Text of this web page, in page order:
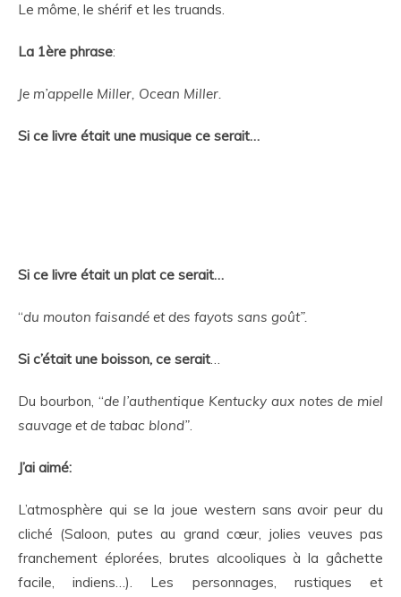
Le môme, le shérif et les truands.
La 1ère phrase:
Je m’appelle Miller, Ocean Miller.
Si ce livre était une musique ce serait…
Si ce livre était un plat ce serait…
“du mouton faisandé et des fayots sans goût”.
Si c’était une boisson, ce serait…
Du bourbon, “de l’authentique Kentucky aux notes de miel
sauvage et de tabac blond”.
J’ai aimé:
L’atmosphère qui se la joue western sans avoir peur du
cliché (Saloon, putes au grand cœur, jolies veuves pas
franchement éplorées, brutes alcooliques à la gâchette
facile, indiens…). Les personnages, rustiques et